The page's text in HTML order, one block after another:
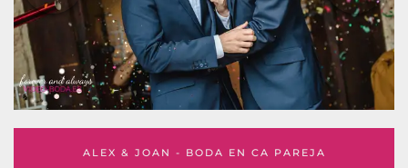
ALEX & JOAN - BODA EN CA PAREJA